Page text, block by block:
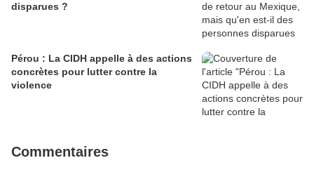
disparues ?
Pérou : La CIDH appelle à des actions
concrètes pour lutter contre la
violence
Commentaires